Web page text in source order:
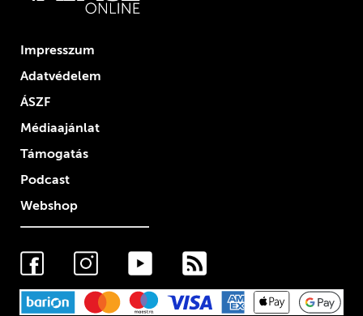
Impresszum
Adatvédelem
ÁSZF
Médiaajánlat
Támogatás
Podcast
Webshop